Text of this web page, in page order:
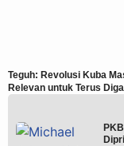
Teguh: Revolusi Kuba
Relevan untuk Terus